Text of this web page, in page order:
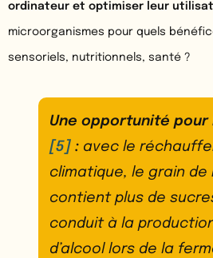
ordinateur et optimiser leur
microorganismes pour quels
sensoriels, nutritionnels, santé ?
Une opportunité pour
[5] : avec le
climatique, le grain de
contient plus de
conduit à la
d’alcool lors de la